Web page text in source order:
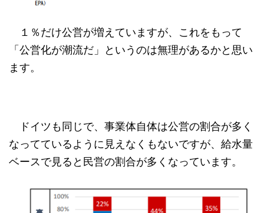
１％だけ公営が増えていますが、これをもって
「公営化が潮流だ」というのは無理があるかと思い
ます。
ドイツも同じで、事業体自体は公営の割合が多く
なってているように見えなくもないですが、給水量
ベースで見ると民営の割合が多くなっています。